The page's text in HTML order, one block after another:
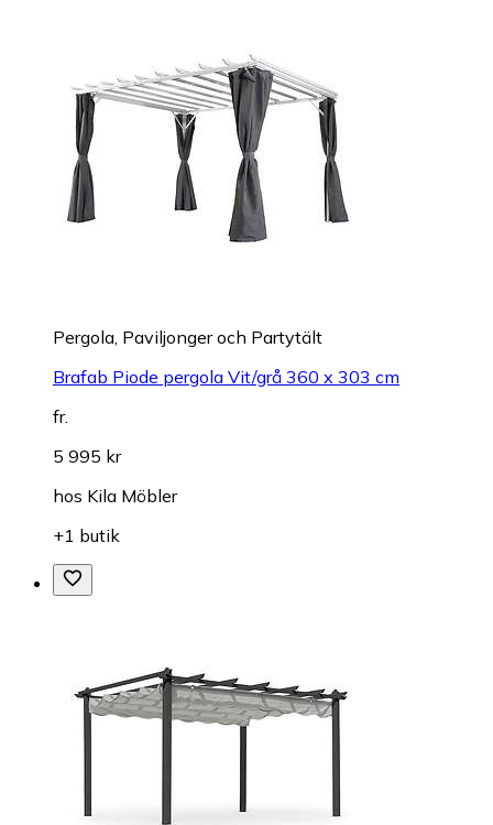
Pergola, Paviljonger och Partytält
Brafab Piode pergola Vit/grå 360 x 303 cm
fr.
5 995 kr
hos Kila Möbler
+1 butik